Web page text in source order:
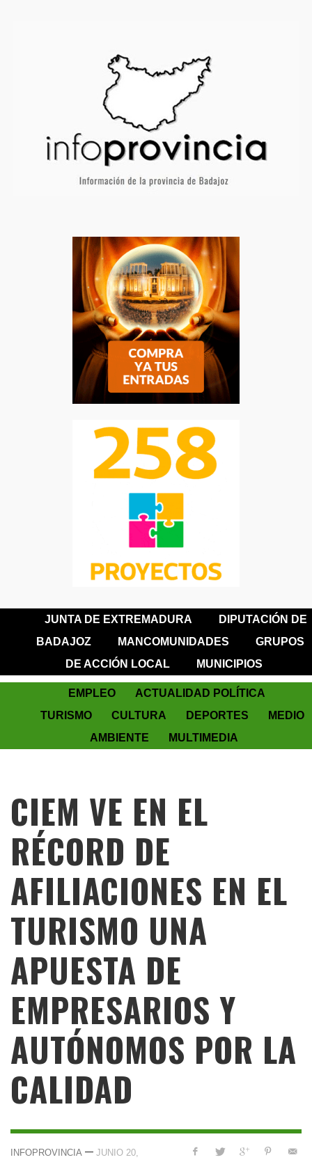
JUNTA DE EXTREMADURA
DIPUTACIÓN DE
BADAJOZ
MANCOMUNIDADES
GRUPOS
DE ACCIÓN LOCAL
MUNICIPIOS
EMPLEO
ACTUALIDAD POLÍTICA
TURISMO
CULTURA DEPORTES
MEDIO
AMBIENTE
MULTIMEDIA
CIEM VE EN EL
RÉCORD DE
AFILIACIONES EN EL
TURISMO UNA
APUESTA DE
EMPRESARIOS Y
AUTÓNOMOS POR LA
CALIDAD
INFOPROVINCIA — JUNIO 20,